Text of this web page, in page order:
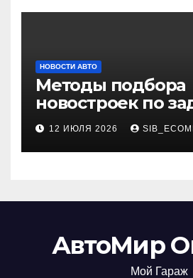
НОВОСТИ АВТО
Методы подбора
новостроек по
критериям
12 ИЮЛЯ 2026
АвтоМир
Мой Гараж